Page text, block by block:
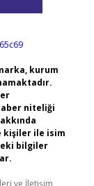
kurum
niteliği
kişiler ile isim
bilgiler
ve İletişim